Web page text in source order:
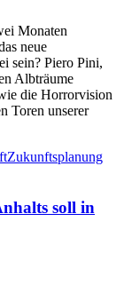
Monaten
neue
sein? Piero Pini,
Albträume
die Horrorvision
Toren unserer
Zukunftsplanung
soll in